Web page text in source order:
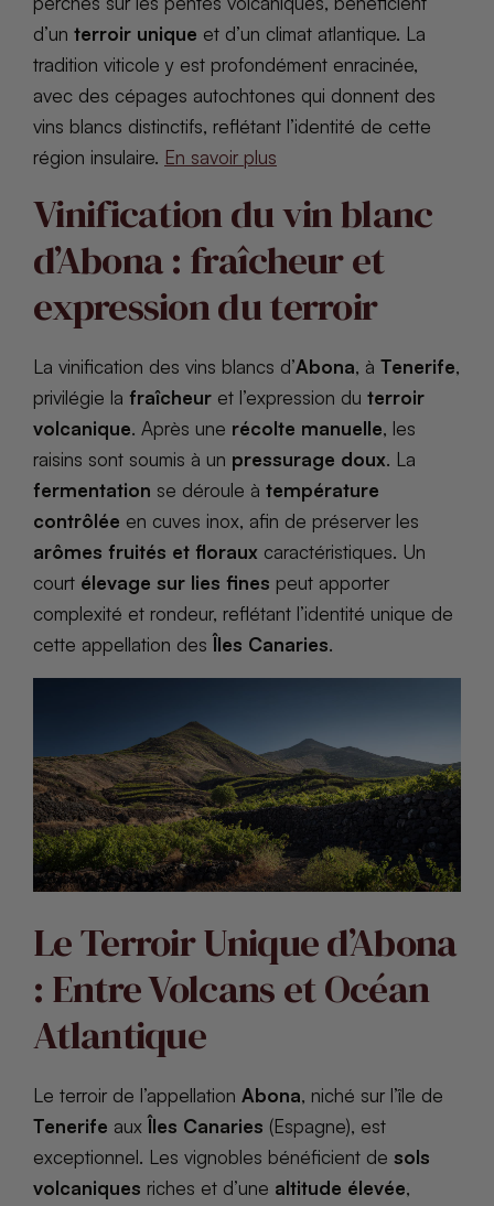
d’un terroir unique et d’un climat atlantique. La
tradition viticole y est profondément enracinée,
avec des cépages autochtones qui donnent des
vins blancs distinctifs, reflétant l’identité de cette
région insulaire. En savoir plus
Vinification du vin blanc
d’Abona : fraîcheur et
expression du terroir
La vinification des vins blancs d’Abona, à Tenerife,
privilégie la fraîcheur et l’expression du terroir
volcanique. Après une récolte manuelle, les
raisins sont soumis à un pressurage doux. La
fermentation se déroule à température
contrôlée en cuves inox, afin de préserver les
arômes fruités et floraux caractéristiques. Un
court élevage sur lies fines peut apporter
complexité et rondeur, reflétant l’identité unique de
cette appellation des Îles Canaries.
Le Terroir Unique d’Abona
: Entre Volcans et Océan
Atlantique
Le terroir de l’appellation Abona, niché sur l’île de
Tenerife aux Îles Canaries (Espagne), est
exceptionnel. Les vignobles bénéficient de sols
volcaniques riches et d’une altitude élevée,